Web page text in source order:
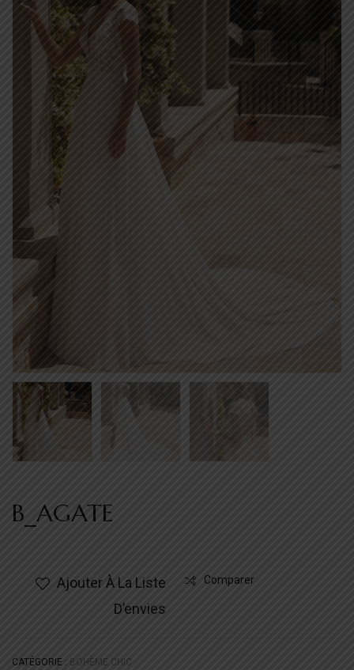
B_AGATE
Ajouter À La Liste
D’envies
Comparer
CATÉGORIE : BOHÈME CHIC